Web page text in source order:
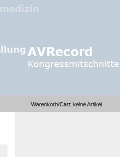
Warenkorb/Cart: keineArtikel